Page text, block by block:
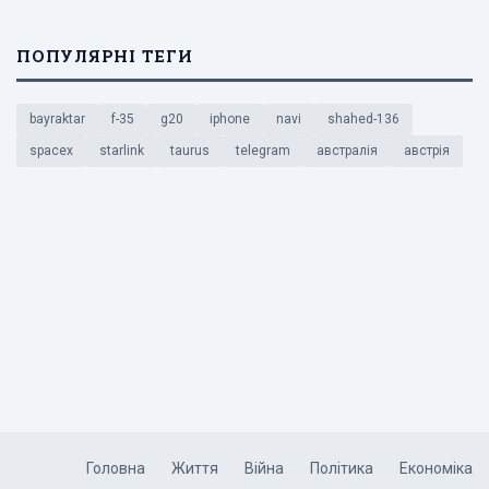
ПОПУЛЯРНІ ТЕГИ
bayraktar f-35 g20 iphone navi shahed-136
spacex starlink taurus telegram австралія австрія
Головна Життя Війна Політика Економіка